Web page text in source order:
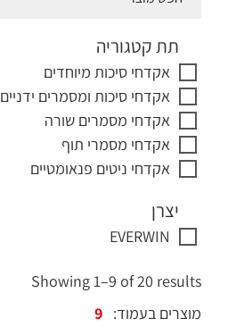
Showing 1–9 of 20 results
מוצרים בעמוד:
תת קטגוריה
אקדחי סיכות מיוחדים
אקדחי סיכות ומסמרים ידניים
אקדחי מסמרים שורה
אקדחי מסמרי תוף
אקדחי ניטים פנאומטיים
יצרן
EVERWIN